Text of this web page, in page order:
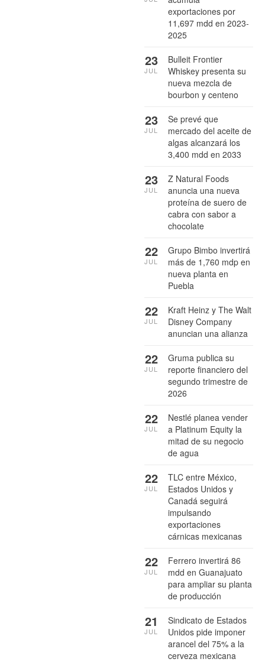
exportaciones por
11,697 mdd en 2023-
2025
Bulleit Frontier
Whiskey presenta su
nueva mezcla de
bourbon y centeno
23
JUL
Se prevé que
mercado del aceite de
algas alcanzará los
3,400 mdd en 2033
23
JUL
Z Natural Foods
anuncia una nueva
proteína de suero de
cabra con sabor a
chocolate
23
JUL
Grupo Bimbo invertirá
más de 1,760 mdp en
nueva planta en
Puebla
22
JUL
Kraft Heinz y The Walt
Disney Company
anuncian una alianza
22
JUL
Gruma publica su
reporte financiero del
segundo trimestre de
2026
22
JUL
Nestlé planea vender
a Platinum Equity la
mitad de su negocio
de agua
22
JUL
TLC entre México,
Estados Unidos y
Canadá seguirá
impulsando
exportaciones
cárnicas mexicanas
22
JUL
Ferrero invertirá 86
mdd en Guanajuato
para ampliar su planta
de producción
22
JUL
Sindicato de Estados
Unidos pide imponer
arancel del 75% a la
cerveza mexicana
21
JUL